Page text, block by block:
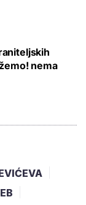
nema